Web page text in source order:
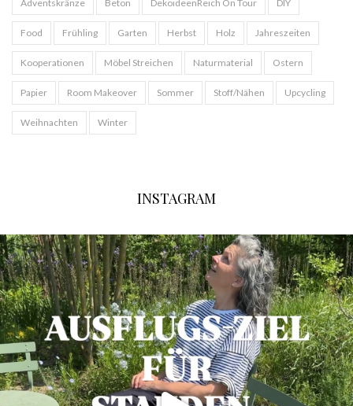
Adventskränze Beton DekoideenReich On Tour DIY
Food Frühling Garten Herbst Holz Jahreszeiten
Kooperationen Möbel Streichen Naturmaterial Ostern
Papier Room Makeover Sommer Stoff/Nähen Upcycling
Weihnachten Winter
INSTAGRAM